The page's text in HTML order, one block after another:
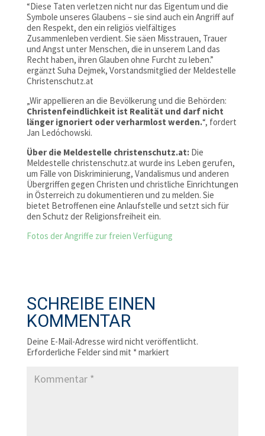
“Diese Taten verletzen nicht nur das Eigentum und die
Symbole unseres Glaubens – sie sind auch ein Angriff auf
den Respekt, den ein religiös vielfältiges
Zusammenleben verdient. Sie säen Misstrauen, Trauer
und Angst unter Menschen, die in unserem Land das
Recht haben, ihren Glauben ohne Furcht zu leben.”
ergänzt Suha Dejmek, Vorstandsmitglied der Meldestelle
Christenschutz.at
„Wir appellieren an die Bevölkerung und die Behörden:
Christenfeindlichkeit ist Realität und darf nicht
länger ignoriert oder verharmlost werden.“, fordert
Jan Ledóchowski.
Über die Meldestelle christenschutz.at:Die
Meldestelle christenschutz.at wurde ins Leben gerufen,
um Fälle von Diskriminierung, Vandalismus und anderen
Übergriffen gegen Christen und christliche Einrichtungen
in Österreich zu dokumentieren und zu melden. Sie
bietet Betroffenen eine Anlaufstelle und setzt sich für
den Schutz der Religionsfreiheit ein.
Fotos der Angriffe zur freien Verfügung
SCHREIBE EINEN
KOMMENTAR
Deine E-Mail-Adresse wird nicht veröffentlicht.
Erforderliche Felder sind mit *markiert